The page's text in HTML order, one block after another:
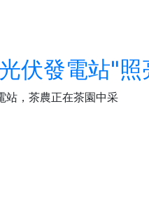
伏發電站"
站，茶農正在茶園中采